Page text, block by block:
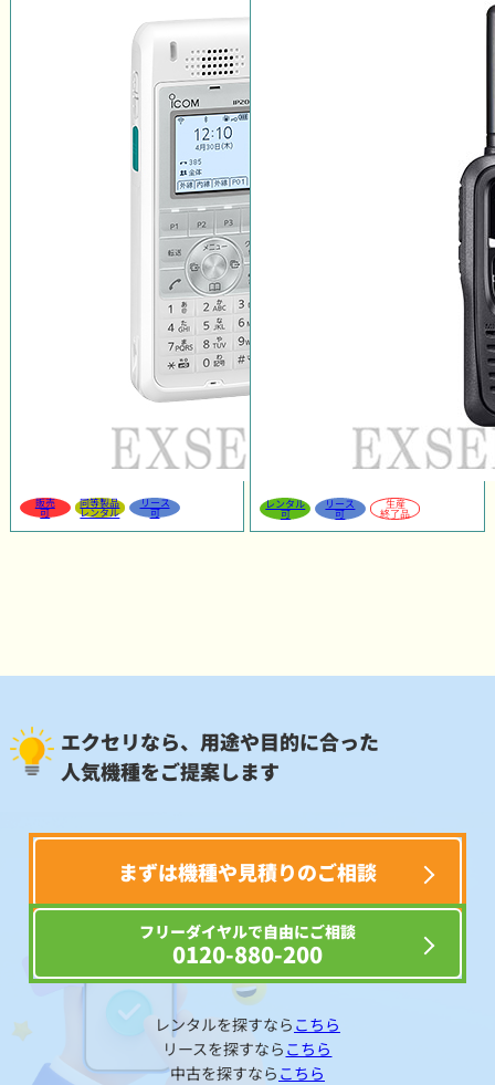
販売
可
同等製品
レンタル
リース
可
レンタル
可
リース
可
生産
終了品
エクセリなら、用途や目的に合った
人気機種をご提案します
まずは機種や見積りのご相談
フリーダイヤルで自由にご相談
0120-880-200
レンタルを探すなら こちら
リースを探すなら こちら
中古を探すなら こちら